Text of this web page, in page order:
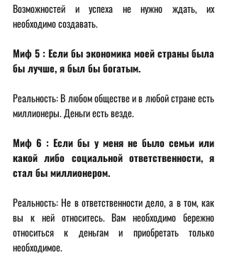
Возможностей и успеха не нужно ждать, их
необходимо создавать.
Миф 5 : Если бы экономика моей страны была
бы лучше, я был бы богатым.
Реальность: В любом обществе и в любой стране есть
миллионеры. Деньги есть везде.
Миф 6 : Если бы у меня не было семьи или
какой либо социальной ответственности, я
стал бы миллионером.
Реальность: Не в ответственности дело, а в том, как
вы к ней относитесь. Вам необходимо бережно
относиться к деньгам и приобретать только
необходимое.